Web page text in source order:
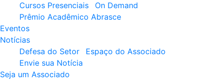
Cursos Presenciais
On Demand
Prêmio Acadêmico Abrasce
Eventos
Notícias
Defesa do Setor
Espaço do Associado
Envie sua Notícia
Seja um Associado